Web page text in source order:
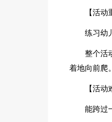
【活动
练习幼
整个活
着地向前爬。
【活动
能跨过